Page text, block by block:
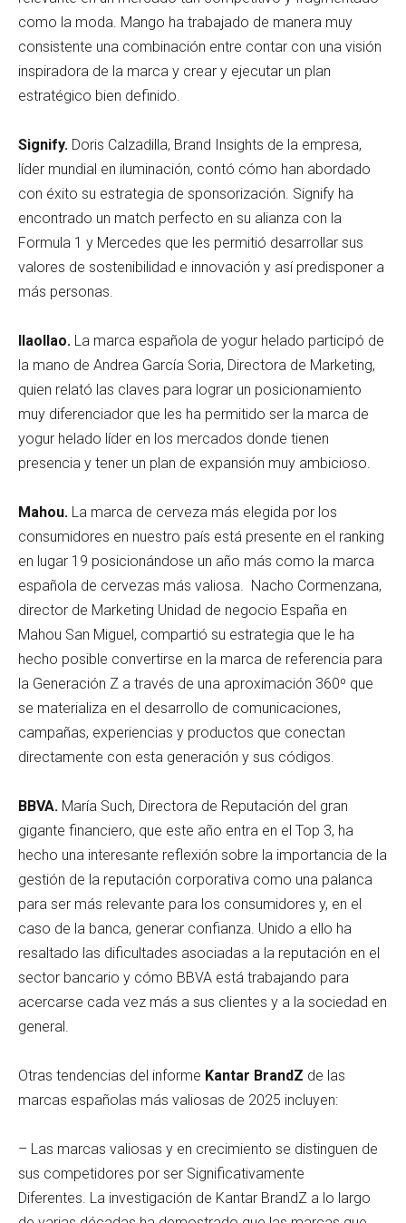
como la moda. Mango ha trabajado de manera muy
consistente una combinación entre contar con una visión
inspiradora de la marca y crear y ejecutar un plan
estratégico bien definido.
Signify. Doris Calzadilla, Brand Insights de la empresa,
líder mundial en iluminación, contó cómo han abordado
con éxito su estrategia de sponsorización. Signify ha
encontrado un match perfecto en su alianza con la
Formula 1 y Mercedes que les permitió desarrollar sus
valores de sostenibilidad e innovación y así predisponer a
más personas.
llaollao. La marca española de yogur helado participó de
la mano de Andrea García Soria, Directora de Marketing,
quien relató las claves para lograr un posicionamiento
muy diferenciador que les ha permitido ser la marca de
yogur helado líder en los mercados donde tienen
presencia y tener un plan de expansión muy ambicioso.
Mahou. La marca de cerveza más elegida por los
consumidores en nuestro país está presente en el ranking
en lugar 19 posicionándose un año más como la marca
española de cervezas más valiosa. Nacho Cormenzana,
director de Marketing Unidad de negocio España en
Mahou San Miguel, compartió su estrategia que le ha
hecho posible convertirse en la marca de referencia para
la Generación Z a través de una aproximación 360º que
se materializa en el desarrollo de comunicaciones,
campañas, experiencias y productos que conectan
directamente con esta generación y sus códigos.
BBVA. María Such, Directora de Reputación del gran
gigante financiero, que este año entra en el Top 3, ha
hecho una interesante reflexión sobre la importancia de la
gestión de la reputación corporativa como una palanca
para ser más relevante para los consumidores y, en el
caso de la banca, generar confianza. Unido a ello ha
resaltado las dificultades asociadas a la reputación en el
sector bancario y cómo BBVA está trabajando para
acercarse cada vez más a sus clientes y a la sociedad en
general.
Otras tendencias del informe Kantar BrandZ de las
marcas españolas más valiosas de 2025 incluyen:
– Las marcas valiosas y en crecimiento se distinguen de
sus competidores por ser Significativamente
Diferentes. La investigación de Kantar BrandZ a lo largo